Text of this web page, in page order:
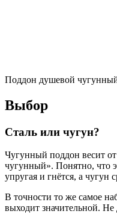
Поддон душевой
Выбор
Сталь или чугун?
Чугунный поддон весит
чугунный». Понятно, что
упругая и гнётся, а чугун
В точности то же самое
выходит значительной. Не